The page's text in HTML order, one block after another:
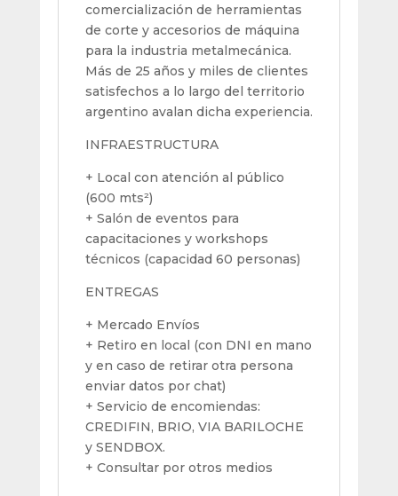
comercialización de herramientas
de corte y accesorios de máquina
para la industria metalmecánica.
Más de 25 años y miles de clientes
satisfechos a lo largo del territorio
argentino avalan dicha experiencia.
INFRAESTRUCTURA
+ Local con atención al público
(600 mts²)
+ Salón de eventos para
capacitaciones y workshops
técnicos (capacidad 60 personas)
ENTREGAS
+ Mercado Envíos
+ Retiro en local (con DNI en mano
y en caso de retirar otra persona
enviar datos por chat)
+ Servicio de encomiendas:
CREDIFIN, BRIO, VIA BARILOCHE
y SENDBOX.
+ Consultar por otros medios